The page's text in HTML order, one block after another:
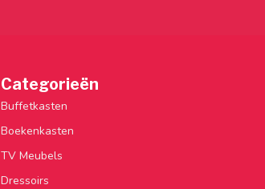
Categorieën
Buffetkasten
Boekenkasten
TV Meubels
Dressoirs